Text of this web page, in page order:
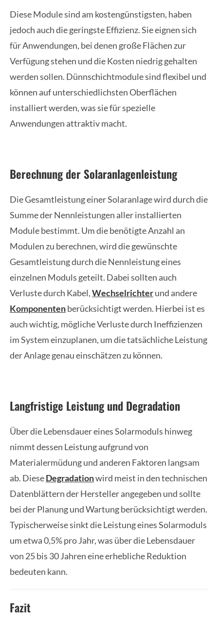
Diese Module sind am kostengünstigsten, haben
jedoch auch die geringste Effizienz. Sie eignen sich
für Anwendungen, bei denen große Flächen zur
Verfügung stehen und die Kosten niedrig gehalten
werden sollen. Dünnschichtmodule sind flexibel und
können auf unterschiedlichsten Oberflächen
installiert werden, was sie für spezielle
Anwendungen attraktiv macht.
Berechnung der Solaranlagenleistung
Die Gesamtleistung einer Solaranlage wird durch die
Summe der Nennleistungen aller installierten
Module bestimmt. Um die benötigte Anzahl an
Modulen zu berechnen, wird die gewünschte
Gesamtleistung durch die Nennleistung eines
einzelnen Moduls geteilt. Dabei sollten auch
Verluste durch Kabel,Wechselrichterund andere
Komponentenberücksichtigt werden. Hierbei ist es
auch wichtig, mögliche Verluste durch Ineffizienzen
im System einzuplanen, um die tatsächliche Leistung
der Anlage genau einschätzen zu können.
Langfristige Leistung und Degradation
Über die Lebensdauer eines Solarmoduls hinweg
nimmt dessen Leistung aufgrund von
Materialermüdung und anderen Faktoren langsam
ab. DieseDegradationwird meist in den technischen
Datenblättern der Hersteller angegeben und sollte
bei der Planung und Wartung berücksichtigt werden.
Typischerweise sinkt die Leistung eines Solarmoduls
um etwa 0,5% pro Jahr, was über die Lebensdauer
von 25 bis 30 Jahren eine erhebliche Reduktion
bedeuten kann.
Fazit